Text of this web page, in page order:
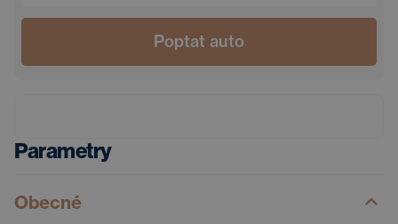
Poptat auto
Parametry
Obecné